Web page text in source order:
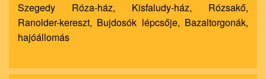
Szegedy Róza-ház, Kisfaludy-ház, Rózsakő,
Ranolder-kereszt, Bujdosók lépcsője, Bazaltorgonák,
hajóállomás